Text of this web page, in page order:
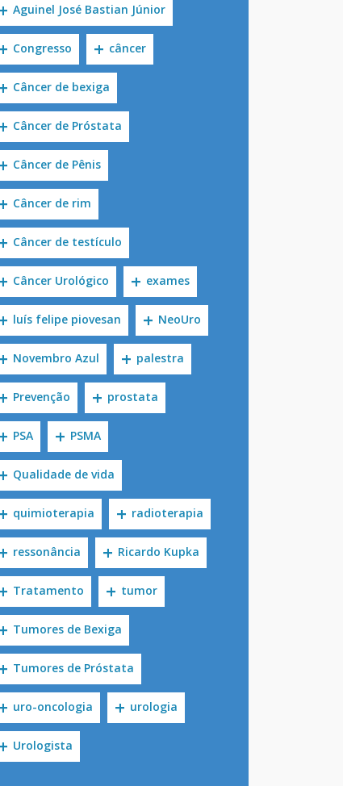
Aguinel José Bastian Júnior
Congresso câncer
Câncer de bexiga
Câncer de Próstata
Câncer de Pênis
Câncer de rim
Câncer de testículo
Câncer Urológico exames
luís felipe piovesan NeoUro
Novembro Azul palestra
Prevenção prostata
PSA PSMA
Qualidade de vida
quimioterapia radioterapia
ressonância Ricardo Kupka
Tratamento tumor
Tumores de Bexiga
Tumores de Próstata
uro-oncologia urologia
Urologista